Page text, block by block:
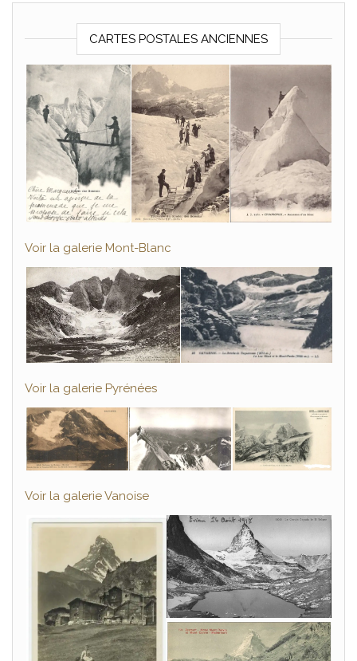
CARTES POSTALES ANCIENNES
Voir la galerie Mont-Blanc
Voir la galerie Pyrénées
Voir la galerie Vanoise